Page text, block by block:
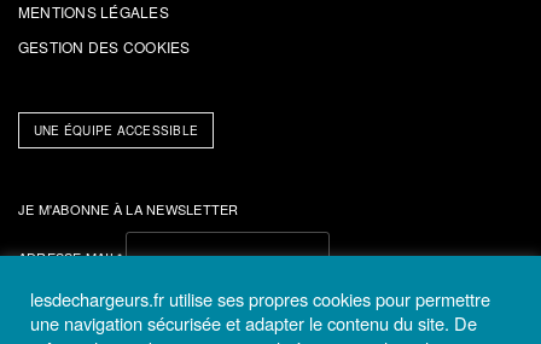
MENTIONS LÉGALES
GESTION DES COOKIES
UNE ÉQUIPE ACCESSIBLE
JE M'ABONNE À LA NEWSLETTER
ADRESSE MAIL*
J'ai lu et accepte la politique de confidentialité.
lesdechargeurs.fr utilise ses propres cookies pour permettre
une navigation sécurisée et adapter le contenu du site. De